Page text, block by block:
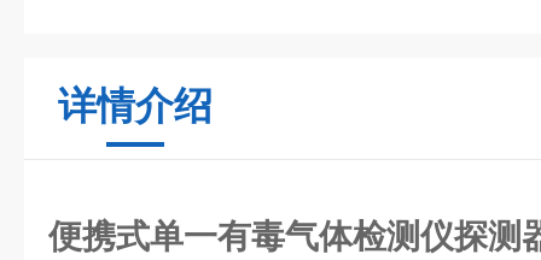
详情介绍
便携式单一有毒气体检测仪探测